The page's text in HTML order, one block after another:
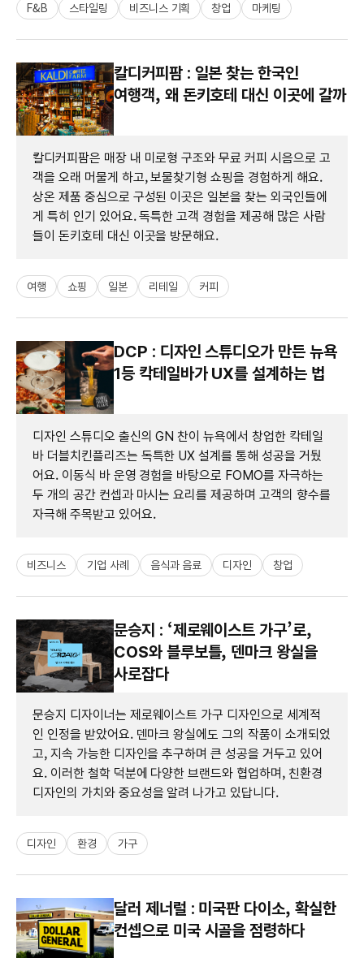
F&B 스타일링 비즈니스 기획 창업 마케팅
칼디커피팜 : 일본 찾는 한국인
여행객, 왜 돈키호테 대신 이곳에 갈까
칼디커피팜은 매장 내 미로형 구조와 무료 커피 시음으로 고
객을 오래 머물게 하고, 보물찾기형 쇼핑을 경험하게 해요.
상온 제품 중심으로 구성된 이곳은 일본을 찾는 외국인들에
게 특히 인기 있어요. 독특한 고객 경험을 제공해 많은 사람
들이 돈키호테 대신 이곳을 방문해요.
여행 쇼핑 일본 리테일 커피
DCP : 디자인 스튜디오가 만든 뉴욕
1등 칵테일바가 UX를 설계하는 법
디자인 스튜디오 출신의 GN 찬이 뉴욕에서 창업한 칵테일
바 더블치킨플리즈는 독특한 UX 설계를 통해 성공을 거뒀
어요. 이동식 바 운영 경험을 바탕으로 FOMO를 자극하는
두 개의 공간 컨셉과 마시는 요리를 제공하며 고객의 향수를
자극해 주목받고 있어요.
비즈니스 기업 사례 음식과 음료 디자인 창업
문승지 : ‘제로웨이스트 가구​’로,
COS와 블루보틀, 덴마크 왕실을
사로잡다
문승지 디자이너는 제로웨이스트 가구 디자인으로 세계적
인 인정을 받았어요. 덴마크 왕실에도 그의 작품이 소개되었
고, 지속 가능한 디자인을 추구하며 큰 성공을 거두고 있어
요. 이러한 철학 덕분에 다양한 브랜드와 협업하며, 친환경
디자인의 가치와 중요성을 알려 나가고 있답니다.
디자인 환경 가구
달러 제너럴 : 미국판 다이소, 확실한
컨셉으로 미국 시골을 점령하다